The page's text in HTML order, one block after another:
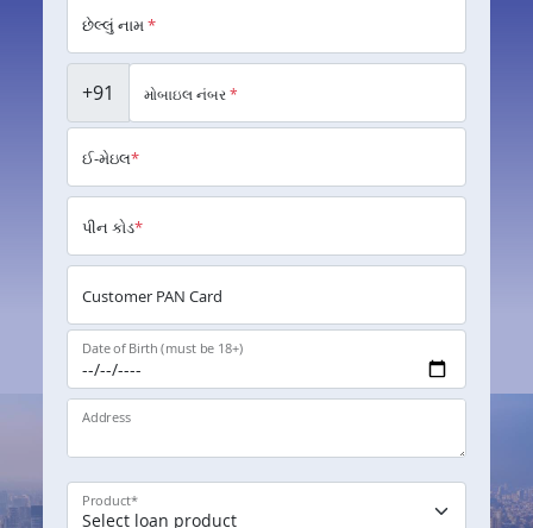
છેલ્લું નામ*
+91 મોબાઇલ નંબર*
ઈ-મેઇલ*
પીન કોડ*
Customer PAN Card
Date of Birth (must be 18+)
Address
Product*